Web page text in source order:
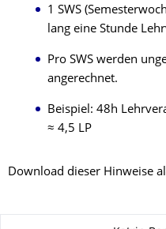
1 SWS
lang eine Stunde
Pro SWS werden
angerechnet.
Beispiel: 48h
≈ 4,5 LP
Download dieser Hinweise
Zu dieser Seite